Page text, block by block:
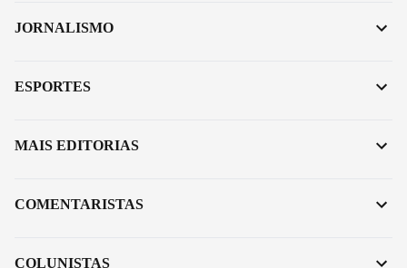
JORNALISMO
ESPORTES
MAIS EDITORIAS
COMENTARISTAS
COLUNISTAS